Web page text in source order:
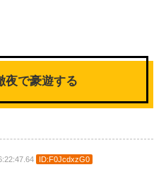
夜で豪遊する
ID:F0JcdxzG0